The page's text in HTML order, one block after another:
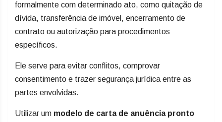
formalmente com determinado ato, como quitação de
dívida, transferência de imóvel, encerramento de
contrato ou autorização para procedimentos
específicos.
Ele serve para evitar conflitos, comprovar
consentimento e trazer segurança jurídica entre as
partes envolvidas.
Utilizar um modelo de carta de anuência pronto